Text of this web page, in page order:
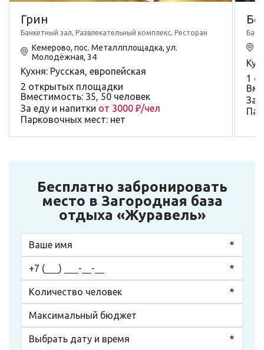
Грин
Банкетный зал, Развлекательный комплекс, Ресторан
Кемерово, пос. Металлплощадка, ул.
Молодёжная, 34
Кухня: Русская, европейская
2 открытых площадки
Вместимость: 35, 50 человек
За еду и напитки от 3000 ₽/чел
Парковочных мест: нет
1
За
Бесплатно забронировать
место в Загородная база
отдыха «Журавель»